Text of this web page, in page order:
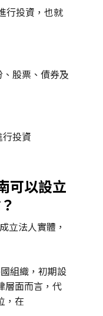
行投資，也就
股票、債券及
投資
可以設立
立法人實體，
組織，初期設
層面而言，代
，在